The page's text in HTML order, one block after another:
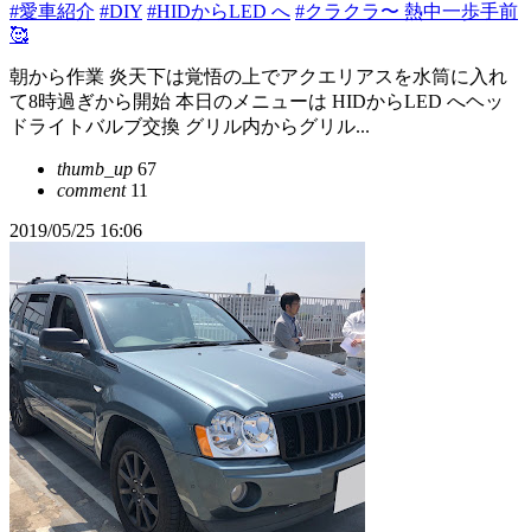
#愛車紹介 #DIY #HIDからLED へ #クラクラ〜 熱中一歩手前
🥰
朝から作業 炎天下は覚悟の上でアクエリアスを水筒に入れ
て8時過ぎから開始 本日のメニューは HIDからLED へヘッ
ドライトバルブ交換 グリル内からグリル...
thumb_up 67
comment11
2019/05/25 16:06